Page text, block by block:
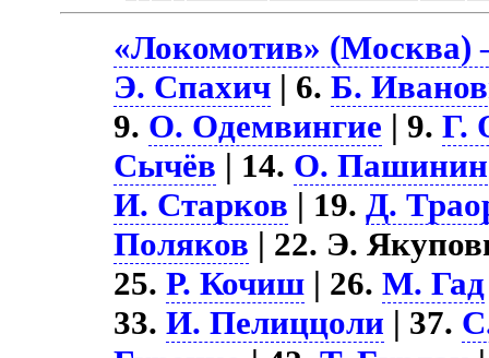
«Локомотив» (Москва)
Э. Спахич | 6.Б.
9. О. Одемвингие | 9.Г.
Сычёв | 14. О. Пашинин
И. Старков | 19.Д.
Поляков | 22. Э.
25.Р. Кочиш | 26.М. Гад
33.И. Пелиццоли | 37.